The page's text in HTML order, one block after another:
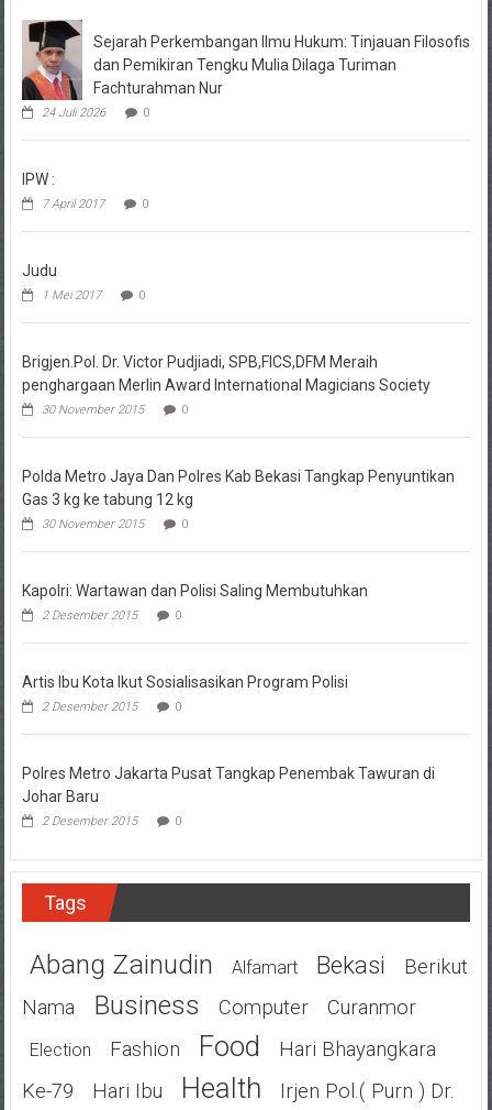
Sejarah Perkembangan Ilmu Hukum: Tinjauan Filosofis
dan Pemikiran Tengku Mulia Dilaga Turiman
Fachturahman Nur
24 Juli 2026 0
IPW :
7 April 2017 0
Judu
1 Mei 2017 0
Brigjen.Pol. Dr. Victor Pudjiadi, SPB,FICS,DFM Meraih
penghargaan Merlin Award International Magicians Society
30 November 2015 0
Polda Metro Jaya Dan Polres Kab Bekasi Tangkap Penyuntikan
Gas 3 kg ke tabung 12 kg
30 November 2015 0
Kapolri: Wartawan dan Polisi Saling Membutuhkan
2 Desember 2015 0
Artis Ibu Kota Ikut Sosialisasikan Program Polisi
2 Desember 2015 0
Polres Metro Jakarta Pusat Tangkap Penembak Tawuran di
Johar Baru
2 Desember 2015 0
Tags
Abang Zainudin Alfamart Bekasi
Berikut
Nama
Business Computer Curanmor
Election Fashion Food
Hari Bhayangkara
Ke-79
Hari Ibu Health
Irjen Pol.( Purn ) Dr.